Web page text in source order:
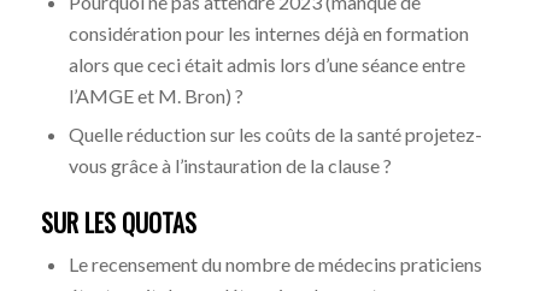
considération pour les internes déjà en formation
alors que ceci était admis lors d’une séance entre
l’AMGE et M. Bron) ?
Quelle réduction sur les coûts de la santé projetez-
vous grâce à l’instauration de la clause ?
SUR LES QUOTAS
Le recensement du nombre de médecins praticiens